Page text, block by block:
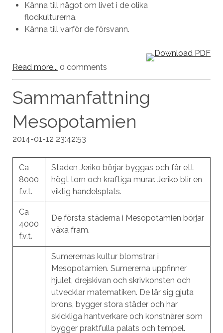
Känna till något om livet i de olika
flodkulturerna.
Känna till varför de försvann.
Read more... 0 comments
Sammanfattning
Mesopotamien
2014-01-12 23:42:53
Ca
8000
f.v.t.
Staden Jeriko börjar byggas och får ett
högt torn och kraftiga murar. Jeriko blir en
viktig handelsplats.
Ca
4000
f.v.t.
De första städerna i Mesopotamien börjar
växa fram.
Sumerernas kultur blomstrar i
Mesopotamien. Sumererna uppfinner
hjulet, drejskivan och skrivkonsten och
utvecklar matematiken. De lär sig gjuta
brons, bygger stora städer och har
skickliga hantverkare och konstnärer som
bygger praktfulla palats och tempel.